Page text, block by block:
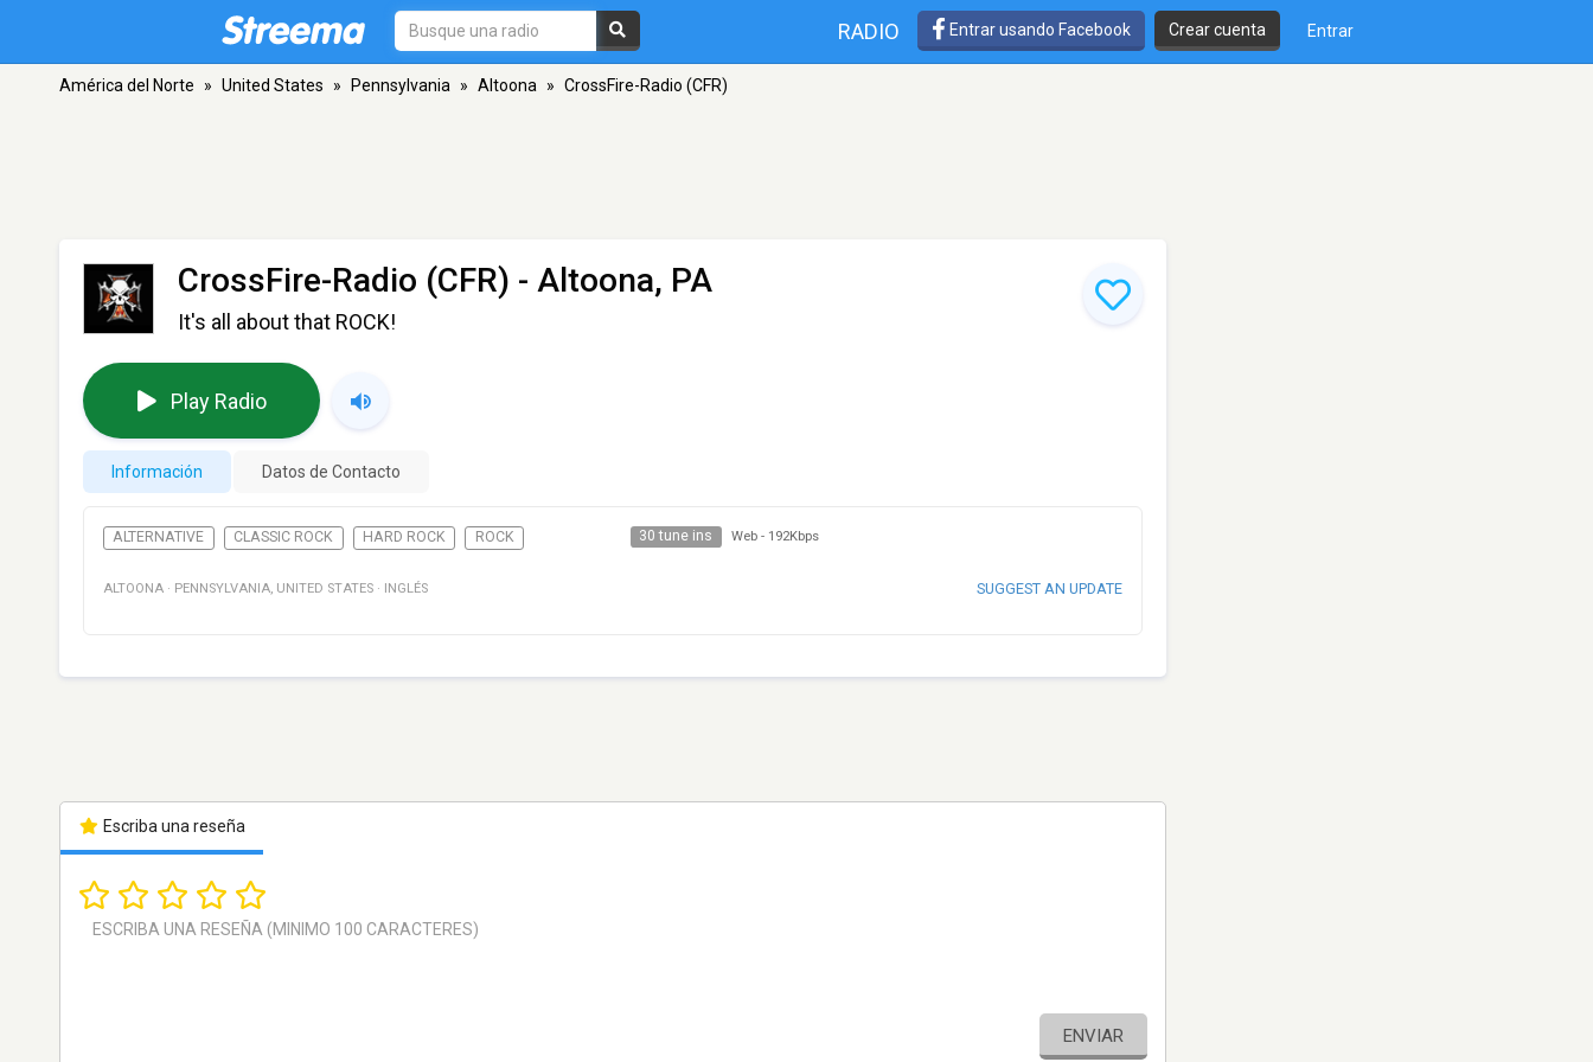
RADIO Entrar usando Facebook Crear cuenta Entrar
América del Norte » United States » Pennsylvania » Altoona » CrossFire-Radio (CFR)
CrossFire-Radio (CFR) - Altoona, PA
It's all about that ROCK!
Play Radio
Información Datos de Contacto
ALTERNATIVE CLASSIC ROCK HARD ROCK ROCK 30 tune ins Web - 192Kbps
ALTOONA · PENNSYLVANIA, UNITED STATES · INGLÉS SUGGEST AN UPDATE
Escriba una reseña
ENVIAR